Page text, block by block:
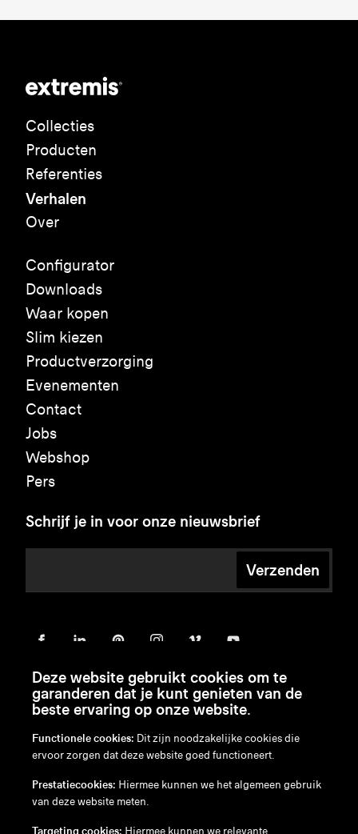
Collecties
Producten
Referenties
Verhalen
Over
Configurator
Downloads
Waar kopen
Slim kiezen
Productverzorging
Evenementen
Contact
Jobs
Webshop
Pers
Schrijf je in voor onze nieuwsbrief
Verzenden
en/nl/fr/de
Disclaimer
Cookiebeleid
Deze website gebruikt cookies om te
garanderen dat je kunt genieten van de
beste ervaring op onze website.
Functionele cookies: Dit zijn noodzakelijke cookies die
ervoor zorgen dat deze website goed functioneert.
Prestatiecookies: Hiermee kunnen we het algemeen gebruik
van deze website meten.
Targeting cookies: Hiermee kunnen we relevante